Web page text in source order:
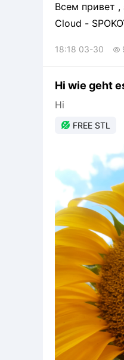
Всем привет ,
Cloud -
18:18 03-30 
Hi wie geht
Hi
 FREE STL